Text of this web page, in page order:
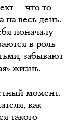
— что-то
на весь день.
поначалу
в роль
забывают
жизнь.
момент.
как
такого